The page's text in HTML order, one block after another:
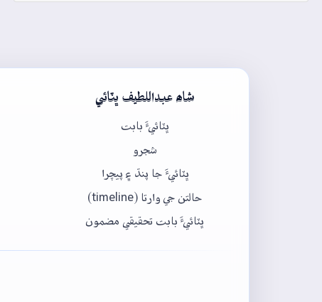
شاھ عبداللطيف ڀٽائي
ڀٽائيءَ بابت
شجرو
ڀٽائيءَ جا پنڌ ۽ پيچرا
حالتن جي وارتا (timeline)
ڀٽائيءَ بابت تحقيقي مضمون